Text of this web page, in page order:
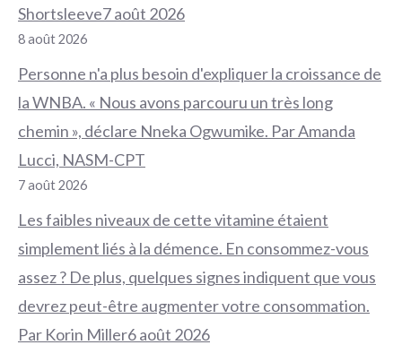
Shortsleeve7 août 2026
8 août 2026
Personne n'a plus besoin d'expliquer la croissance de
la WNBA. « Nous avons parcouru un très long
chemin », déclare Nneka Ogwumike. Par Amanda
Lucci, NASM-CPT
7 août 2026
Les faibles niveaux de cette vitamine étaient
simplement liés à la démence. En consommez-vous
assez ? De plus, quelques signes indiquent que vous
devrez peut-être augmenter votre consommation.
Par Korin Miller6 août 2026